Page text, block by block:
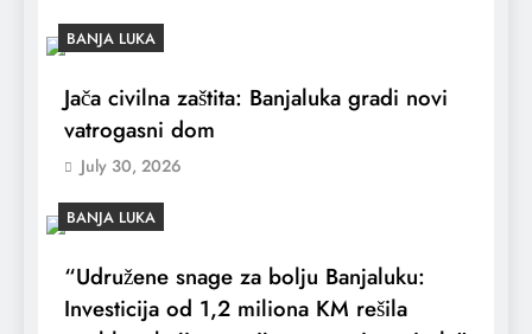
BANJA LUKA
Jača civilna zaštita: Banjaluka gradi novi
vatrogasni dom
July 30, 2026
BANJA LUKA
“Udružene snage za bolju Banjaluku:
Investicija od 1,2 miliona KM rešila